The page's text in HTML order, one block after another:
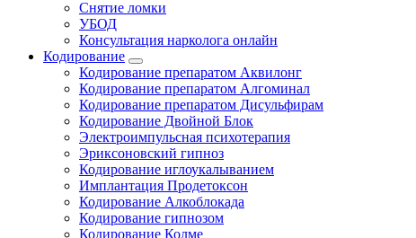
Снятие ломки
УБОД
Консультация нарколога онлайн
Кодирование
Кодирование препаратом Аквилонг
Кодирование препаратом Алгоминал
Кодирование препаратом Дисульфирам
Кодирование Двойной Блок
Электроимпульсная психотерапия
Эриксоновский гипноз
Кодирование иглоукалыванием
Имплантация Продетоксон
Кодирование Алкоблокада
Кодирование гипнозом
Кодирование Колме